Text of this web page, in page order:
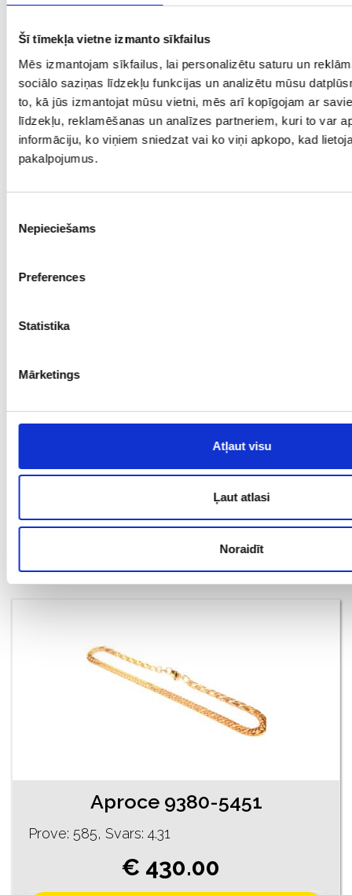
Šī tīmekļa vietne izmanto sīkfailus
Mēs izmantojam sīkfailus, lai personalizētu saturu un
sociālo saziņas līdzekļu funkcijas un analizētu mūsu
to, kā jūs izmantojat mūsu vietni, mēs arī kopīgojam ar
līdzekļu, reklamēšanas un analīzes partneriem, kuri to var
informāciju, ko viņiem sniedzat vai ko viņi apkopo, kad
pakalpojumus.
izvēle
Nepieciešams
Preferences
Statistika
Mārketings
Atļaut visu
Ļaut atlasi
Noraidīt
Ķēde 1551-1753
Prove: 583/375, Svars: 4.55
€ 432.00
Ķēde 1700-2563
€ 430.00
Aproce 9380-5451
Prove: 585, Svars: 4.31
€ 430.00